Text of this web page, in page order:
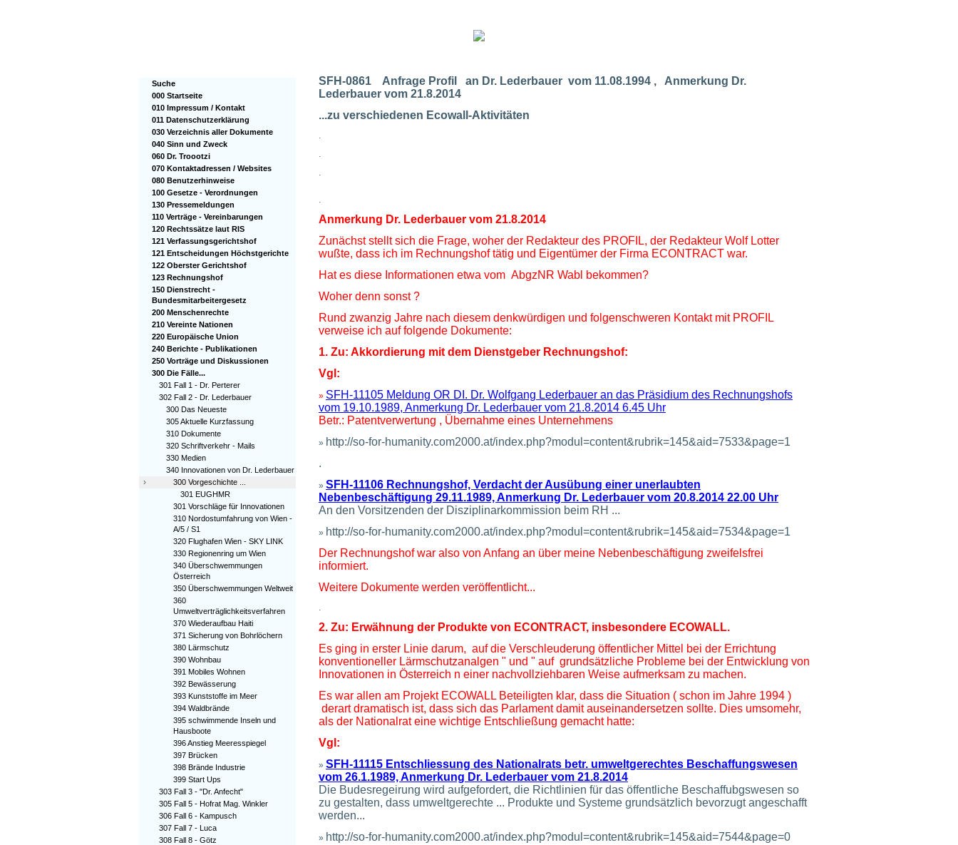
Suche
000 Startseite
010 Impressum / Kontakt
011 Datenschutzerklärung
030 Verzeichnis aller Dokumente
040 Sinn und Zweck
060 Dr. Troootzi
070 Kontaktadressen / Websites
080 Benutzerhinweise
100 Gesetze - Verordnungen
130 Pressemeldungen
110 Verträge - Vereinbarungen
120 Rechtssätze laut RIS
121 Verfassungsgerichtshof
121 Entscheidungen Höchstgerichte
122 Oberster Gerichtshof
123 Rechnungshof
150 Dienstrecht -
Bundesmitarbeitergesetz
200 Menschenrechte
210 Vereinte Nationen
220 Europäische Union
240 Berichte - Publikationen
250 Vorträge und Diskussionen
300 Die Fälle...
301 Fall 1 - Dr. Perterer
302 Fall 2 - Dr. Lederbauer
300 Das Neueste
305 Aktuelle Kurzfassung
310 Dokumente
320 Schriftverkehr - Mails
330 Medien
340 Innovationen von Dr. Lederbauer
›
300 Vorgeschichte ...
301 EUGHMR
301 Vorschläge für Innovationen
310 Nordostumfahrung von Wien -
A/5 / S1
320 Flughafen Wien - SKY LINK
330 Regionenring um Wien
340 Überschwemmungen
Österreich
350 Überschwemmungen Weltweit
360
Umweltverträglichkeitsverfahren
370 Wiederaufbau Haiti
371 Sicherung von Bohrlöchern
380 Lärmschutz
390 Wohnbau
391 Mobiles Wohnen
392 Bewässerung
393 Kunststoffe im Meer
394 Waldbrände
395 schwimmende Inseln und
Hausboote
396 Anstieg Meeresspiegel
397 Brücken
398 Brände Industrie
399 Start Ups
303 Fall 3 - "Dr. Anfecht"
305 Fall 5 - Hofrat Mag. Winkler
306 Fall 6 - Kampusch
307 Fall 7 - Luca
308 Fall 8 - Götz
SFH-0861 Anfrage Profil an Dr. Lederbauer vom 11.08.1994 , Anmerkung Dr.
Lederbauer vom 21.8.2014
...zu verschiedenen Ecowall-Aktivitäten
.
.
.
.
Anmerkung Dr. Lederbauer vom 21.8.2014
Zunächst stellt sich die Frage, woher der Redakteur des PROFIL, der Redakteur Wolf Lotter
wußte, dass ich im Rechnungshof tätig und Eigentümer der Firma ECONTRACT war.
Hat es diese Informationen etwa vom AbgzNR Wabl bekommen?
Woher denn sonst ?
Rund zwanzig Jahre nach diesem denkwürdigen und folgenschweren Kontakt mit PROFIL
verweise ich auf folgende Dokumente:
1. Zu: Akkordierung mit dem Dienstgeber Rechnungshof:
Vgl:
» SFH-11105 Meldung OR DI. Dr. Wolfgang Lederbauer an das Präsidium des Rechnungshofs
vom 19.10.1989, Anmerkung Dr. Lederbauer vom 21.8.2014 6.45 Uhr
Betr.: Patentverwertung , Übernahme eines Unternehmens
» http://so-for-humanity.com2000.at/index.php?modul=content&rubrik=145&aid=7533&page=1
.
» SFH-11106 Rechnungshof, Verdacht der Ausübung einer unerlaubten
Nebenbeschäftigung 29.11.1989, Anmerkung Dr. Lederbauer vom 20.8.2014 22.00 Uhr
An den Vorsitzenden der Disziplinarkommission beim RH ...
» http://so-for-humanity.com2000.at/index.php?modul=content&rubrik=145&aid=7534&page=1
Der Rechnungshof war also von Anfang an über meine Nebenbeschäftigung zweifelsfrei
informiert.
Weitere Dokumente werden veröffentlicht...
.
2. Zu: Erwähnung der Produkte von ECONTRACT, insbesondere ECOWALL.
Es ging in erster Linie darum, auf die Verschleuderung öffentlicher Mittel bei der Errichtung
konventioneller Lärmschutzanalgen " und " auf grundsätzliche Probleme bei der Entwicklung von
Innovationen in Österreich n einer nachvollziehbaren Weise aufmerksam zu machen.
Es war allen am Projekt ECOWALL Beteiligten klar, dass die Situation ( schon im Jahre 1994 )
derart dramatisch ist, dass sich das Parlament damit auseinandersetzen sollte. Dies umsomehr,
als der Nationalrat eine wichtige Entschließung gemacht hatte:
Vgl:
» SFH-11115 Entschliessung des Nationalrats betr. umweltgerechtes Beschaffungswesen
vom 26.1.1989, Anmerkung Dr. Lederbauer vom 21.8.2014
Die Budesregeirung wird aufgefordert, die Richtlinien für das öffentliche Beschaffubgswesen so
zu gestalten, dass umweltgerechte ... Produkte und Systeme grundsätzlich bevorzugt angeschafft
werden...
» http://so-for-humanity.com2000.at/index.php?modul=content&rubrik=145&aid=7544&page=0